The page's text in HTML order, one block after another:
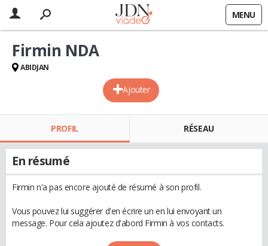
MENU
Ajouter
Firmin NDA
ABIDJAN
PROFIL RÉSEAU
En résumé
Firmin n'a pas encore ajouté de résumé à son profil.
Vous pouvez lui suggérer d'en écrire un en lui envoyant un
message. Pour cela ajoutez d'abord Firmin à vos contacts.